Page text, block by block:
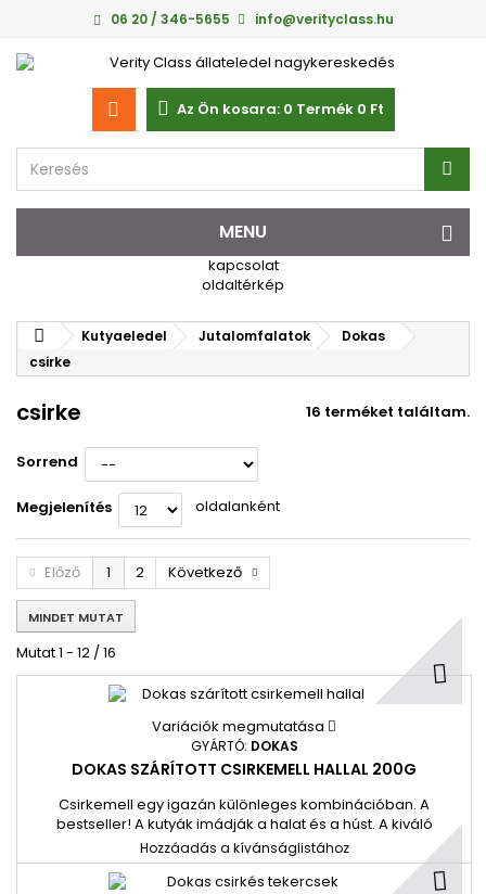
06 20 / 346-5655 info@verityclass.hu
Az Ön kosara: 0 Termék 0 Ft‎
MENU
kapcsolat
oldaltérkép
Kutyaeledel Jutalomfalatok
Dokas
csirke
csirke 16 terméket találtam.
Sorrend
Megjelenítés oldalanként
Előző 1 2 Következő
MINDET MUTAT
Mutat 1 - 12 / 16
Variációk megmutatása
GYÁRTÓ: DOKAS
DOKAS SZÁRÍTOTT CSIRKEMELL HALLAL 200G
Csirkemell egy igazán különleges kombinációban. A
bestseller! A kutyák imádják a halat és a húst. A kiváló
minőségű alapanyagok, mint például a csirkemellfilé és a hal
(szardella), adják ennek a különösen népszerű csemegének
a receptjét. 1#=6db Visszazárható tasakban.
Hozzáadás a kívánságlistához